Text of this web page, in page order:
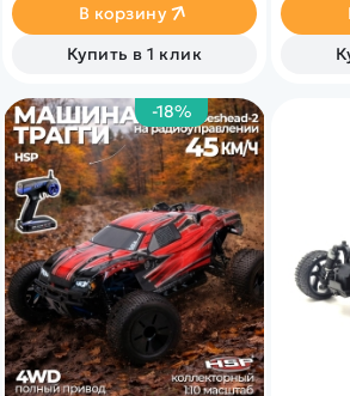
В корзину
Купить в 1 клик
-18%